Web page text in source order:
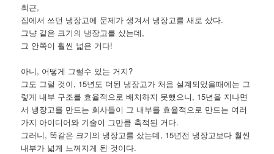
최근,
집에서 쓰던 냉장고에 문제가 생겨서 냉장고를 새로 샀다.
그냥 같은 크기의 냉장고를 샀는데,
그 안쪽이 훨씬 넓은 거다!
아니, 어떻게 그럴수 있는 거지?
그도 그럴 것이, 15년도 더된 냉장고가 처음 설계되었을때에는 그
렇게 내부 구조를 효율적으로 배치하지 못했으니, 15년을 지나면
서 냉장고를 만드는 회사들이 그 내부를 효율적으로 만드는 여러
가지 아이디어와 기술이 그만큼 축적된 거다.
그러니, 똑같은 크기의 냉장고를 샀는데, 15년전 냉장고보다 훨씬
내부가 넓게 느껴지게 된 것이다.